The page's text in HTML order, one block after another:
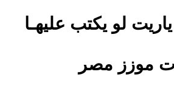
لو يكتب عليهـا
موزز مصر